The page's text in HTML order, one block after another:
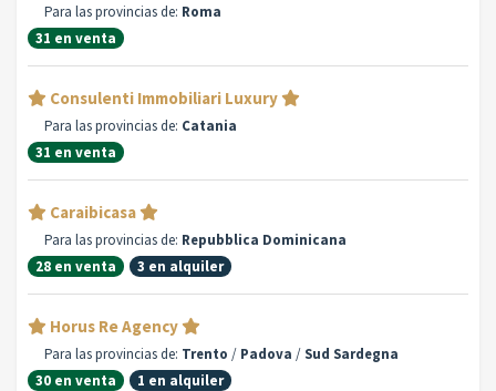
Para las provincias de: Roma
31 en venta
Consulenti Immobiliari Luxury
Para las provincias de: Catania
31 en venta
Caraibicasa
Para las provincias de: Repubblica Dominicana
28 en venta
3 en alquiler
Horus Re Agency
Para las provincias de: Trento / Padova / Sud Sardegna
30 en venta
1 en alquiler